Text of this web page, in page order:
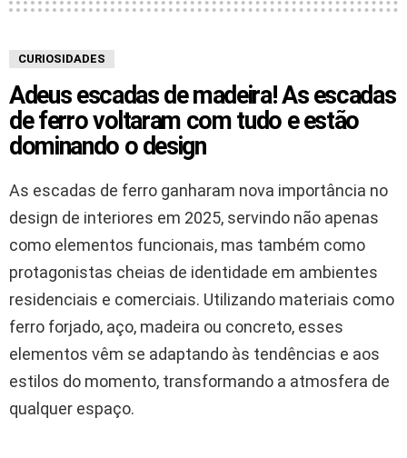
CURIOSIDADES
Adeus escadas de madeira! As escadas
de ferro voltaram com tudo e estão
dominando o design
As escadas de ferro ganharam nova importância no
design de interiores em 2025, servindo não apenas
como elementos funcionais, mas também como
protagonistas cheias de identidade em ambientes
residenciais e comerciais. Utilizando materiais como
ferro forjado, aço, madeira ou concreto, esses
elementos vêm se adaptando às tendências e aos
estilos do momento, transformando a atmosfera de
qualquer espaço.